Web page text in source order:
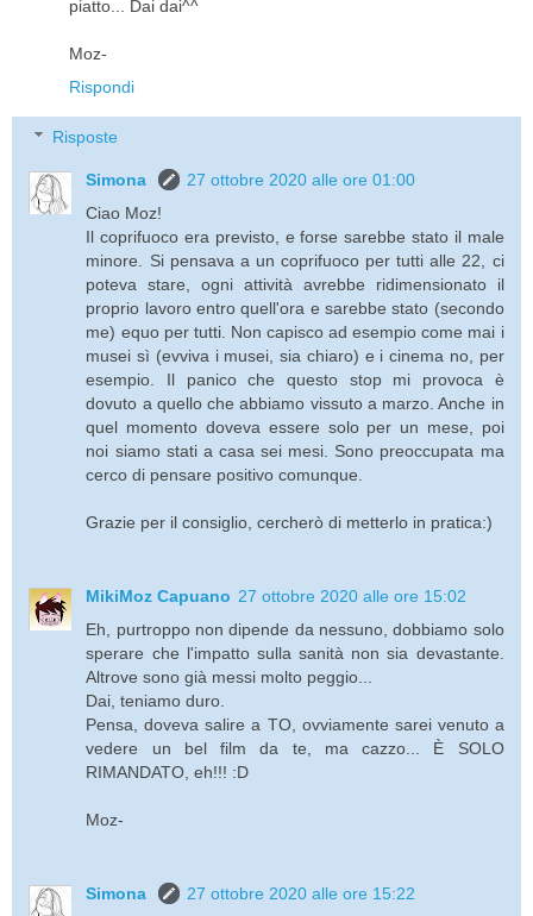
piatto... Dai dai^^
Moz-
Rispondi
Risposte
Simona
27 ottobre 2020 alle ore 01:00
Ciao Moz!
Il coprifuoco era previsto, e forse sarebbe stato il male
minore. Si pensava a un coprifuoco per tutti alle 22, ci
poteva stare, ogni attività avrebbe ridimensionato il
proprio lavoro entro quell'ora e sarebbe stato (secondo
me) equo per tutti. Non capisco ad esempio come mai i
musei sì (evviva i musei, sia chiaro) e i cinema no, per
esempio. Il panico che questo stop mi provoca è
dovuto a quello che abbiamo vissuto a marzo. Anche in
quel momento doveva essere solo per un mese, poi
noi siamo stati a casa sei mesi. Sono preoccupata ma
cerco di pensare positivo comunque.
Grazie per il consiglio, cercherò di metterlo in pratica:)
MikiMoz Capuano 27 ottobre 2020 alle ore 15:02
Eh, purtroppo non dipende da nessuno, dobbiamo solo
sperare che l'impatto sulla sanità non sia devastante.
Altrove sono già messi molto peggio...
Dai, teniamo duro.
Pensa, doveva salire a TO, ovviamente sarei venuto a
vedere un bel film da te, ma cazzo... È SOLO
RIMANDATO, eh!!! :D
Moz-
Simona 27 ottobre 2020 alle ore 15:22